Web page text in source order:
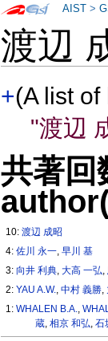
渡辺
+(A list
"渡辺
共著
10:渡辺 成昭
4:佐川 永一,早川 基
3:向井 利典,大高 一弘,
2:YAU A.W.,中村 義勝,
1:WHALEN B.A.,
蔵, 相京 和弘, 石
AIST >